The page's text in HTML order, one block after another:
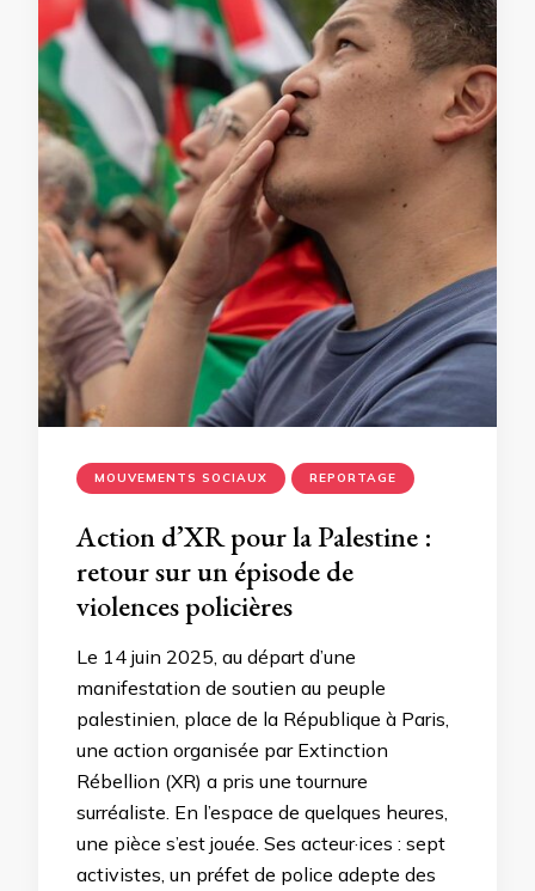
MOUVEMENTS SOCIAUX REPORTAGE
Action d’XR pour la Palestine :
retour sur un épisode de
violences policières
Le 14 juin 2025, au départ d’une
manifestation de soutien au peuple
palestinien, place de la République à Paris,
une action organisée par Extinction
Rébellion (XR) a pris une tournure
surréaliste. En l’espace de quelques heures,
une pièce s’est jouée. Ses acteur·ices : sept
activistes, un préfet de police adepte des